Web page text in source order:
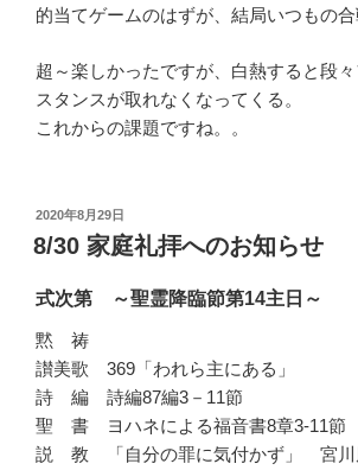
的当てゲームのはずが、結局いつもの
超～楽しかったですが、白熱すると段
スタンスが取れなくなってくる。
これからの課題ですね。。
投
稿
日:
2020年8月29日
8/30 家庭礼拝へのお知らせ
式次第 ～聖霊降臨節第14主日～
黙 祷
讃美歌 369「われら主にある」
詩 編 詩編87編3－11節
聖 書 ヨハネによる福音書8章3-11節
説 教 「自分の罪に気付かず」 宮川